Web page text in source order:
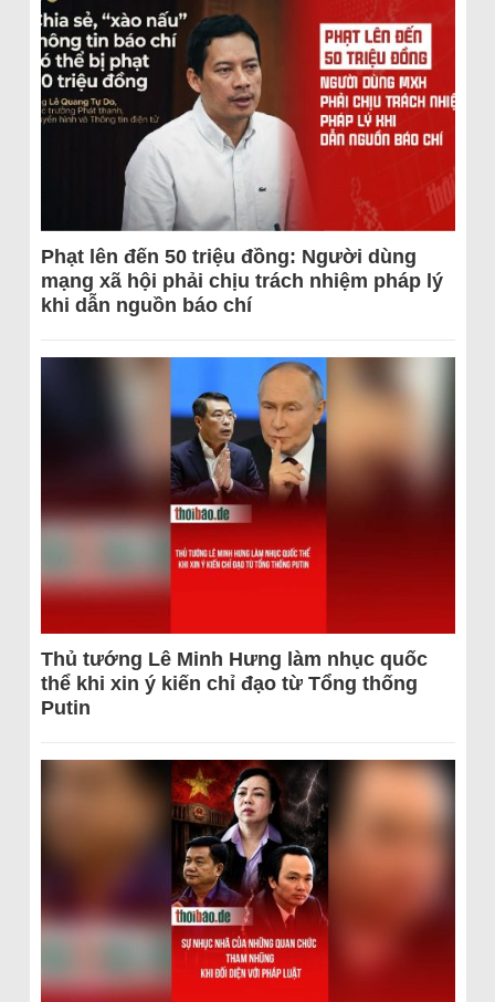
Phạt lên đến 50 triệu đồng: Người dùng
mạng xã hội phải chịu trách nhiệm pháp lý
khi dẫn nguồn báo chí
Thủ tướng Lê Minh Hưng làm nhục quốc
thể khi xin ý kiến chỉ đạo từ Tổng thống
Putin